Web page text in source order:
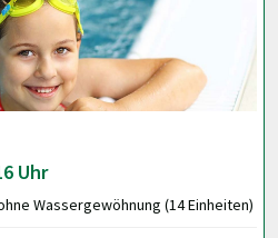
Uhr
Wassergewöhnung (14 Einheiten)